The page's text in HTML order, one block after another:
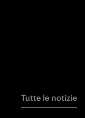
Tutte le notizie